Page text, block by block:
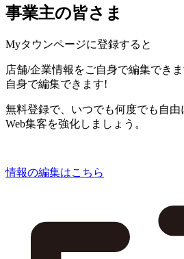
事業主の皆さま
Myタウンページに登録すると
店舗/企業情報をご自身で編集でき
自身で編集できます!
無料登録で、いつでも何度でも自由
Web集客を強化しましょう。
情報の編集はこちら